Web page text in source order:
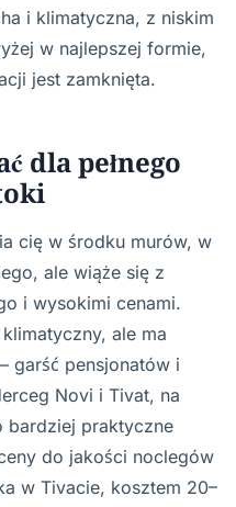
i klimatyczna, z niskim
w najlepszej formie,
jest zamknięta.
dla pełnego
cię w środku murów, w
ale wiąże się z
i wysokimi cenami.
ale ma
garść pensjonatów i
Novi i Tivat, na
bardziej praktyczne
do jakości noclegów
w Tivacie, kosztem 20–